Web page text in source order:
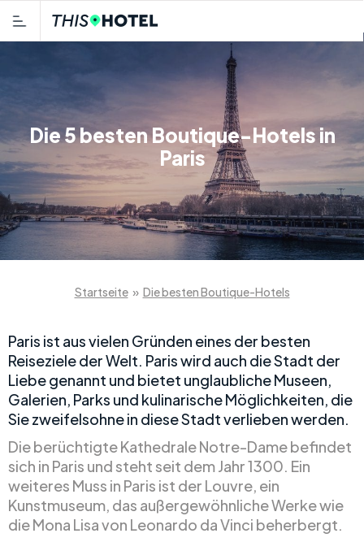
Die 5 besten Boutique-Hotels in
Paris
Startseite » Die besten Boutique-Hotels
Paris ist aus vielen Gründen eines der besten
Reiseziele der Welt. Paris wird auch die Stadt der
Liebe genannt und bietet unglaubliche Museen,
Galerien, Parks und kulinarische Möglichkeiten, die
Sie zweifelsohne in diese Stadt verlieben werden.
Die berüchtigte Kathedrale Notre-Dame befindet
sich in Paris und steht seit dem Jahr 1300. Ein
weiteres Muss in Paris ist der Louvre, ein
Kunstmuseum, das außergewöhnliche Werke wie
die Mona Lisa von Leonardo da Vinci beherbergt.